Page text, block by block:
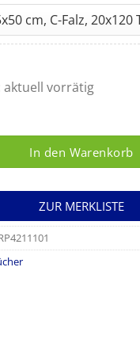
bis
32,58 €
aktuell vorrätig
In den Warenkorb
ZUR MERKLISTE